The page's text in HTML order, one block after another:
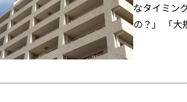
なタイミン
の？」 「大